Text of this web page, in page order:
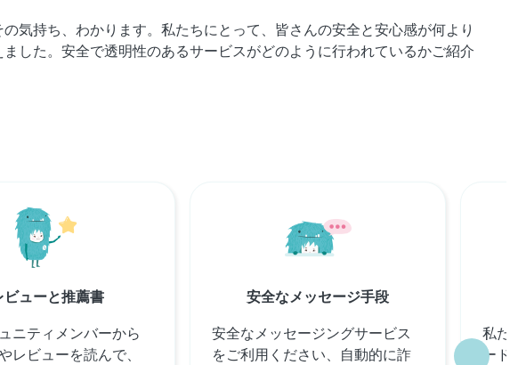
気持ち、わかります。私たちにとって、皆さんの安全と安心感が何より
した。安全で透明性のあるサービスがどのように行われているかご紹介
ビューと推薦書
ニティメンバーから
レビューを読んで、
安全なメッセージ手段
安全なメッセージングサービス
をご利用ください、自動的に詐
私た
ード